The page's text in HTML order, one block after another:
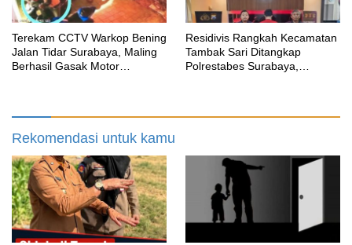
Terekam CCTV Warkop Bening
Jalan Tidar Surabaya, Maling
Berhasil Gasak Motor
Residivis Rangkah Kecamatan
Tambak Sari Ditangkap
Polrestabes Surabaya,
Rekomendasi untuk kamu